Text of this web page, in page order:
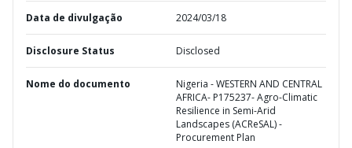
Data de divulgação 2024/03/18
Disclosure Status Disclosed
Nome do documento
Nigeria - WESTERN AND CENTRAL
AFRICA- P175237- Agro-Climatic
Resilience in Semi-Arid
Landscapes (ACReSAL) -
Procurement Plan